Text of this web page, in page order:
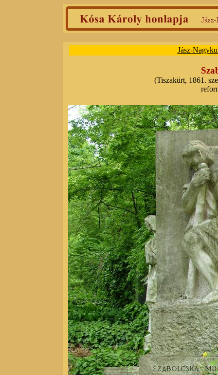
Jász-
(Tiszakürt, 1861.